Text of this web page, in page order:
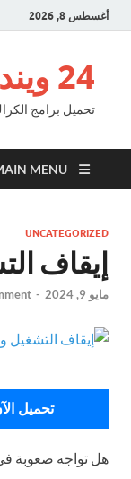
أغسطس 8, 2026
24 ويندوز الكراك
تحميل برامج
MENU
UNCATEGORIZED
إيقاف
مايو 9, 2024 -
تحميل
هل تواجه صعوبة في